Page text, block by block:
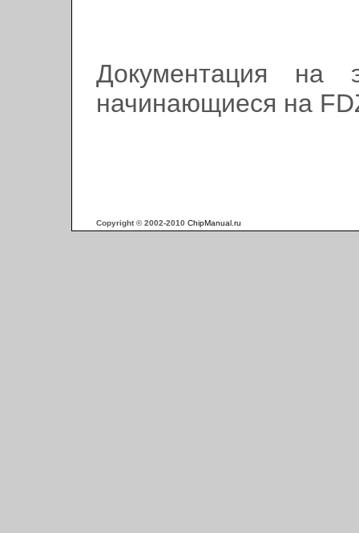
Документация на
начинающиеся на
Copyright © 2002-2010 ChipManual.ru